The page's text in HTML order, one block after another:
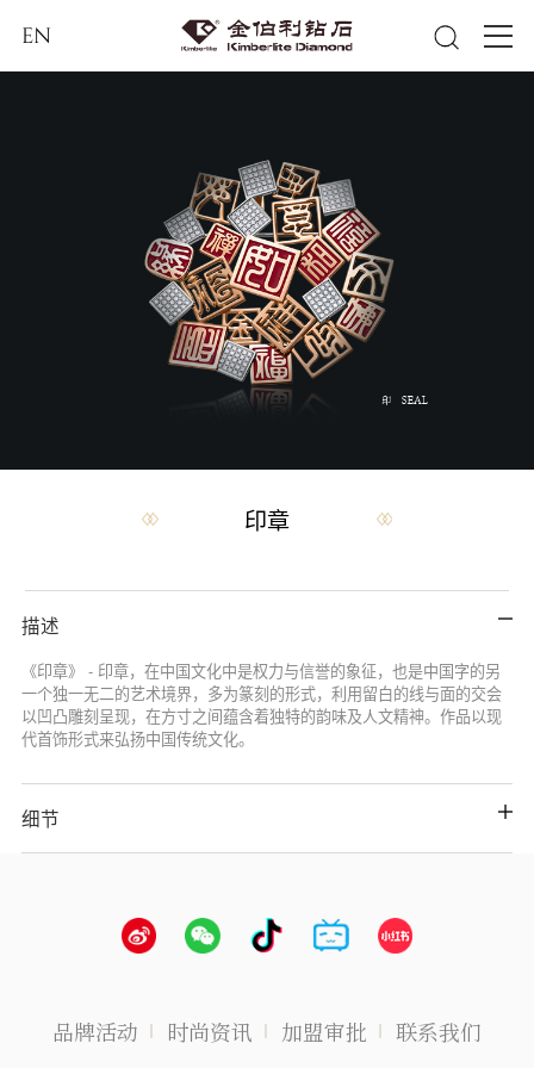
EN
印章
描述
《印章》 - 印章，在中国文化中是权力与信誉的象征，也是中国字的另
一个独一无二的艺术境界，多为篆刻的形式，利用留白的线与面的交会
以凹凸雕刻呈现，在方寸之间蕴含着独特的韵味及人文精神。作品以现
代首饰形式来弘扬中国传统文化。
细节
品牌活动 时尚资讯 加盟审批 联系我们